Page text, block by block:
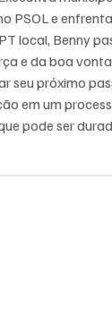
PSOL e
local, Benny
e da boa
seu próximo
em um
pode ser